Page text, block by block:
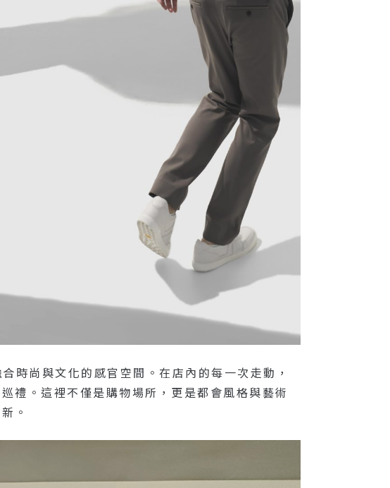
時尚與文化的感官空間。在店內的每一次走動，
禮。這裡不僅是購物場所，更是都會風格與藝術
。